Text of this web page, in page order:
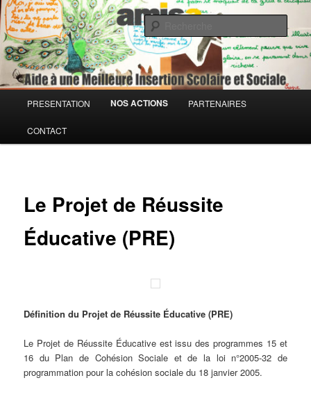
Aller
au
contenu
principalAMISS – Aide à une Meilleure
Insertion Scolaire et Sociale
Association loi 1901
principal
PRESENTATION NOS ACTIONS PARTENAIRES
CONTACT
Le Projet de Réussite
Éducative (PRE)
Définition du Projet de Réussite Éducative (PRE)
Le Projet de Réussite Éducative est issu des programmes 15 et
16 du Plan de Cohésion Sociale et de la loi n°2005-32 de
programmation pour la cohésion sociale du 18 janvier 2005.